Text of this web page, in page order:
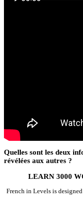
Quelles sont les deux
révélées aux autres ?
LEARN 3000
French in Levels is